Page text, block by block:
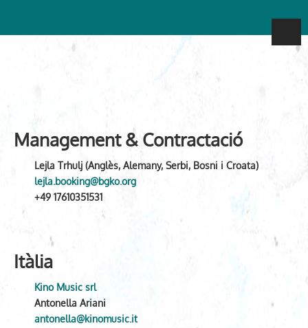
Management & Contractació
Lejla Trhulj (Anglès, Alemany, Serbi, Bosni i Croata)
lejla.booking@bgko.org
+49 17610351531
Itàlia
Kino Music srl
Antonella Ariani
antonella@kinomusic.it